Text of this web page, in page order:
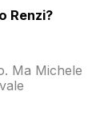
Renzi?
Ma Michele